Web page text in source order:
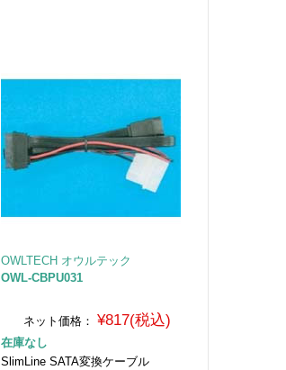
OWLTECH オウルテック
OWL-CBPU031
ネット価格： ¥817(税込)
在庫なし
SlimLine SATA変換ケーブル